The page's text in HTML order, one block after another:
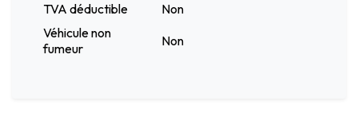
TVA déductible
Non
Véhicule non
fumeur
Non